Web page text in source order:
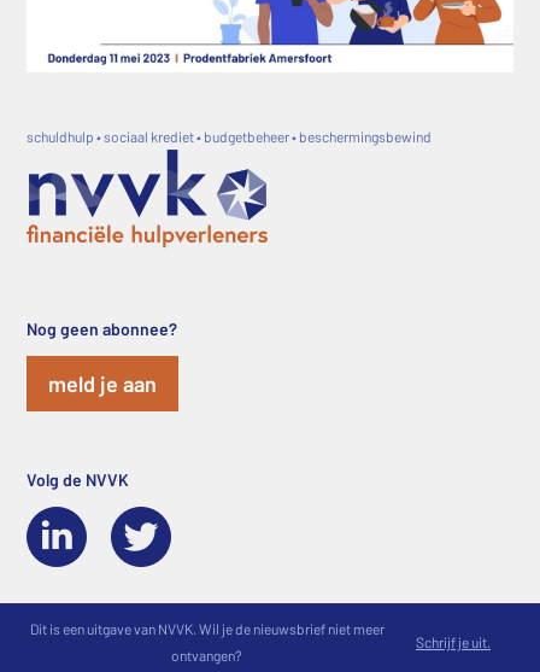
schuldhulp • sociaal krediet • budgetbeheer • beschermingsbewind
Nog geen abonnee?
meld je aan
Volg de NVVK
Dit is een uitgave van NVVK. Wil je de nieuwsbrief niet meer
ontvangen?
Schrijf je uit.